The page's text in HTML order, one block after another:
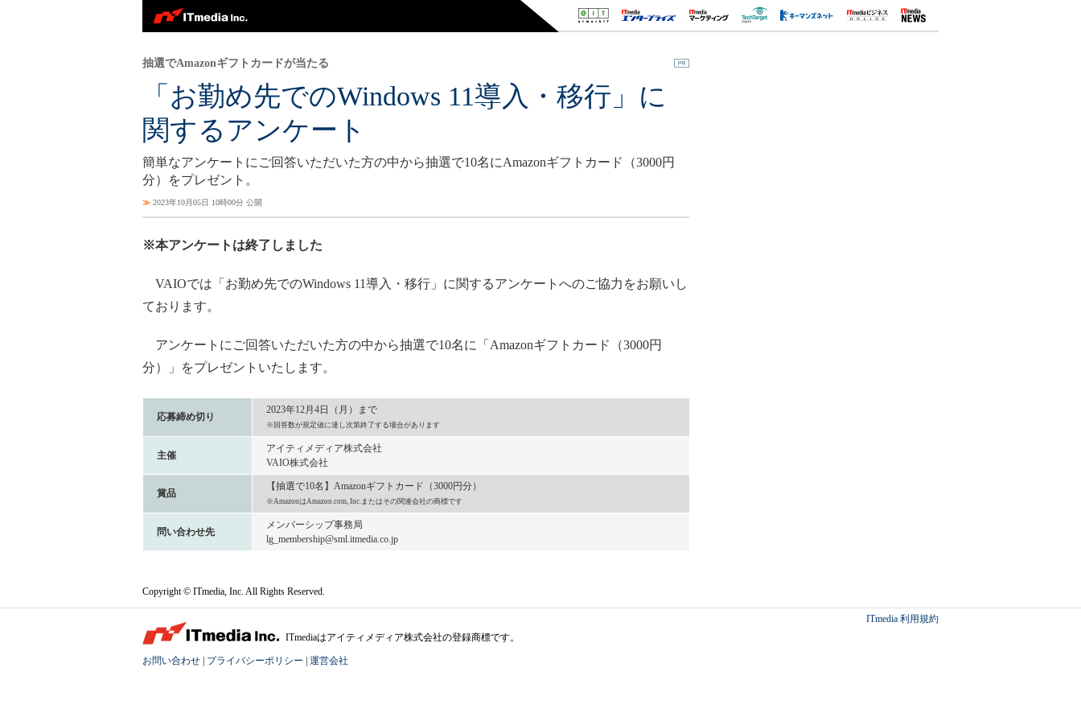
「お勤め先でのWindows 11導入・移行」に
関するアンケート
抽選でAmazonギフトカードが当たる
簡単なアンケートにご回答いただいた方の中から抽選で10名にAmazonギフトカード（3000円
分）をプレゼント。
≫ 2023年10月05日 10時00分 公開
※本アンケートは終了しました
VAIOでは「お勤め先でのWindows 11導入・移行」に関するアンケートへのご協力をお願いし
ております。
アンケートにご回答いただいた方の中から抽選で10名に「Amazonギフトカード（3000円
分）」をプレゼントいたします。
応募締め切り
2023年12月4日（月）まで
※回答数が規定値に達し次第終了する場合があります
主催
アイティメディア株式会社
VAIO株式会社
賞品
【抽選で10名】Amazonギフトカード（3000円分）
※AmazonはAmazon.com, Inc.またはその関連会社の商標です
問い合わせ先
メンバーシップ事務局
lg_membership@sml.itmedia.co.jp
Copyright © ITmedia, Inc. All Rights Reserved.
ITmedia 利用規約
ITmediaはアイティメディア株式会社の登録商標です。
お問い合わせ プライバシーポリシー 運営会社